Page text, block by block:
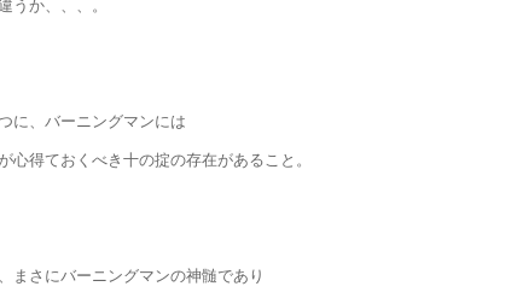
うか、、、。
に、バーニングマンには
心得ておくべき十の掟の存在があること。
まさにバーニングマンの神髄であり